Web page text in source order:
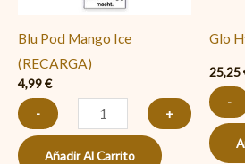
Blu Pod Mango Ice
(RECARGA)
4,99€
-
+
Añadir Al Carrito
Glo
25,25
-